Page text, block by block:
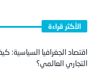
الأكثر قراءة
اقتصاد الجغرافيا السياسية:
التجاري العالمي؟